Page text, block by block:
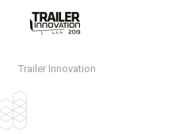
Trailer Innovation